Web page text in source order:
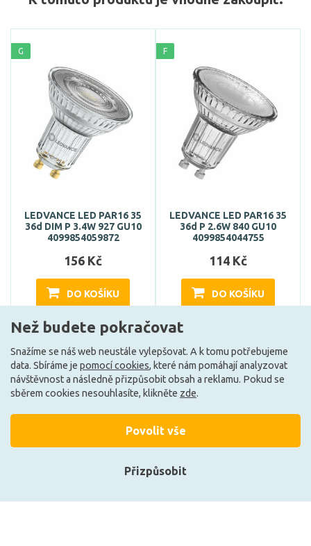
G
LEDVANCE LED PAR16 35
36d DIM P 3.4W 927 GU10
4099854059872
156 Kč
DO KOŠÍKU
Může být u Vás 18. 8.
F
LEDVANCE LED PAR16 35
36d P 2.6W 840 GU10
4099854044755
114 Kč
DO KOŠÍKU
Může být u Vás 11. 8.
Než budete pokračovat
Snažíme se náš web neustále vylepšovat. A k tomu potřebujeme
data. Sbíráme je pomocí cookies, které nám pomáhají analyzovat
návštěvnost a následně přizpůsobit obsah a reklamu. Pokud se
sběrem cookies nesouhlasíte, klikněte zde.
Přizpůsobit
Povolit vše